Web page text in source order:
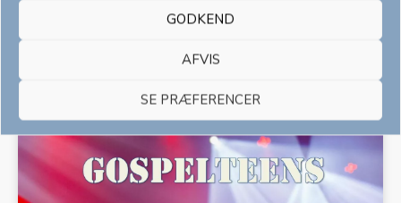
GODKEND
AFVIS
SE PRÆFERENCER